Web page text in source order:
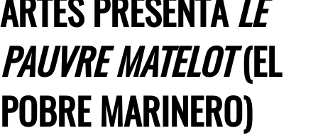
ARTES PRESENTALE
PAUVRE MATELOT(EL
POBRE MARINERO)